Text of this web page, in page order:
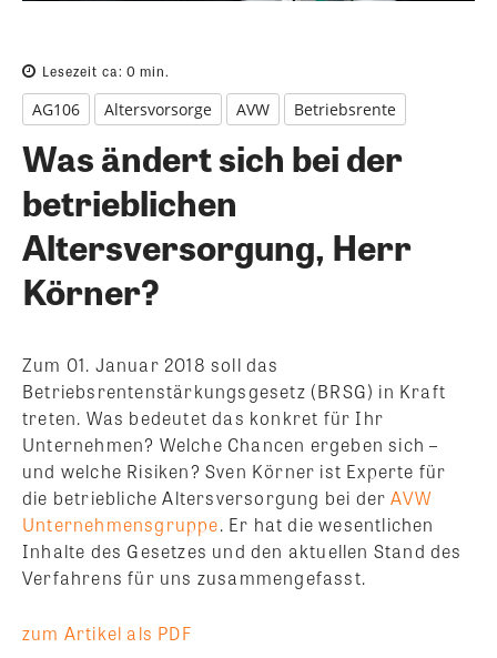
Lesezeit ca: 0 min.
AG106 Altersvorsorge AVW Betriebsrente
Was ändert sich bei der
betrieblichen
Altersversorgung, Herr
Körner?
Zum 01. Januar 2018 soll das
Betriebsrentenstärkungsgesetz (BRSG) in Kraft
treten. Was bedeutet das konkret für Ihr
Unternehmen? Welche Chancen ergeben sich –
und welche Risiken? Sven Körner ist Experte für
die betriebliche Altersversorgung bei derAVW
Unternehmensgruppe. Er hat die wesentlichen
Inhalte des Gesetzes und den aktuellen Stand des
Verfahrens für uns zusammengefasst.
zum Artikel als PDF